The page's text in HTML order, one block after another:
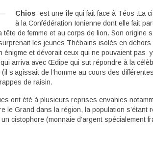
Chios est une île qui fait face à Téos .La
à la Confédération Ionienne dont elle fait
tête de femme et au corps de lion. Son
les jeunes Thébains isolés en
énigme et dévorait ceux qui ne pouvaient pas
arriva avec Œdipe qui sut répondre à la
s’agissait de l’homme au cours des
de raisin.
ont été à plusieurs reprises envahies
le Grand dans la région, la population
cistophore (monnaie d’argent spécialement